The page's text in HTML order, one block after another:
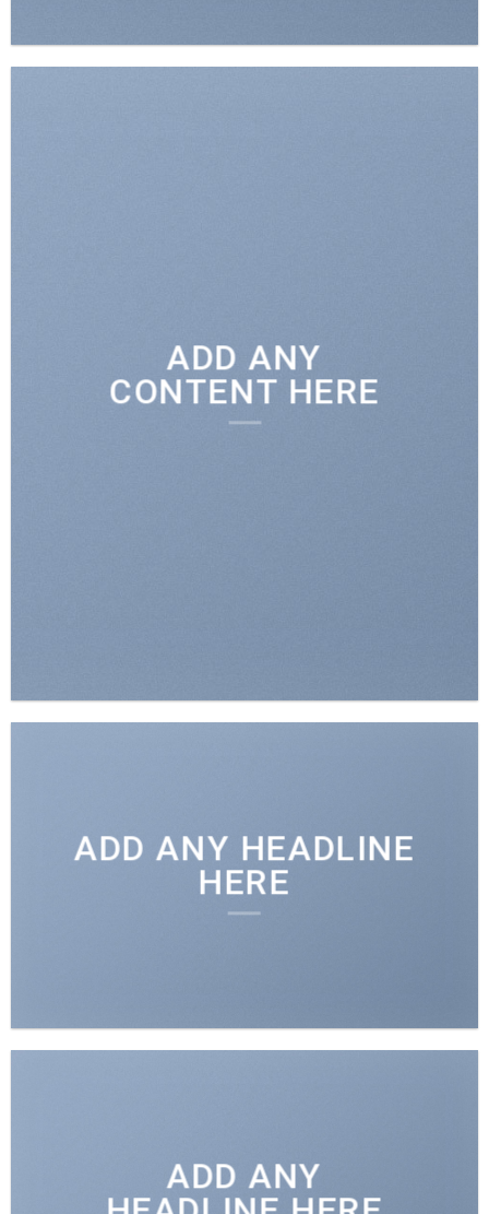
ADD ANY
CONTENT HERE
ADD ANY HEADLINE
HERE
ADD ANY